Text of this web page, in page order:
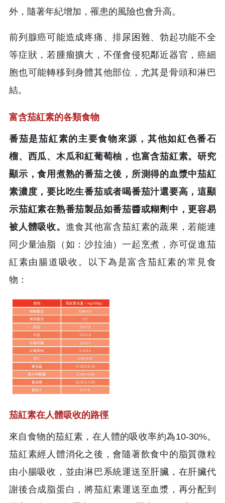
外，隨著年紀增加，罹患的風險也會升高。
前列腺癌可能造成疼痛、排尿困難、勃起功能不全
等症狀，若腫瘤擴大，不僅會侵犯鄰近器官，癌細
胞也可能轉移到身體其他部位，尤其是骨頭和淋巴
結。
富含茄紅素的各類食物
番茄是茄紅素的主要食物來源，其他如紅色番石
榴、西瓜、木瓜和紅葡萄柚，也富含茄紅素。研究
顯示，食用煮熟的番茄之後，所測得的血漿中茄紅
素濃度，要比吃生番茄或者喝番茄汁還要高，這顯
示茄紅素在熟番茄製品如番茄醬或糊劑中，更容易
被人體吸收。 進食其他富含茄紅素的蔬果，若能連
同少量油脂（如：沙拉油）一起烹煮，亦可促進茄
紅素由腸道吸收。以下為是富含茄紅素的常見食
物：
茄紅素在人體吸收的路徑
來自食物的茄紅素，在人體的吸收率約為10-30%。
茄紅素經人體消化之後，會隨著飲食中的脂質微粒
由小腸吸收，並由淋巴系統運送至肝臟，在肝臟代
謝後合成脂蛋白，將茄紅素運送至血漿，再分配到